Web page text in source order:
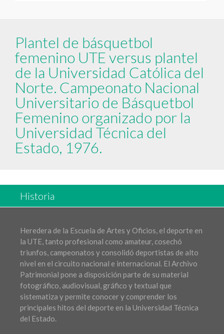
Plantel de básquetbol
femenino UTE versus plantel
de la Universidad Católica del
Norte. Campeonato Nacional
Universitario de Básquetbol
Femenino organizado por la
Universidad Técnica del
Estado, 1976.
Historia
Heredera de la Escuela de Artes y Oficios, el deporte en
la UTE, tanto profesional como amateur, cosechó
triunfos, campeonatos y consolidó deportistas de alto
nivel en el circuito nacional e internacional. El Archivo
Patrimonial pone a disposición parte de su material
fotográfico, audiovisual, gráfico y textual que
sistematiza y permite conocer y comprender los
principales hitos del deporte en la Universidad Técnica
del Estado.